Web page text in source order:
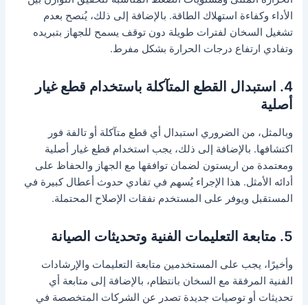
الأداء وكفاءة استهلاك الطاقة. بالإضافة إلى ذلك، يُنصح بعدم
تشغيل السخان لفترات طويلة دون توقف يسمح للجهاز بتبريده
وتفادي ارتفاع درجات الحرارة بشكل مفرط.
4. استبدال القطع المتآكلة باستخدام قطع غيار
أصلية
وبالمثل، من الضروري استبدال أي قطع متآكلة أو تالفة فور
اكتشافها. بالإضافة إلى ذلك، يجب استخدام قطع غيار أصلية
ومعتمدة من اريستون لضمان توافقها مع الجهاز والحفاظ على
أدائه الأمثل. هذا الإجراء يُسهم في تفادي حدوث أعطال كبيرة في
المستقبل ويوفر على المستخدم نفقات الإصلاح المحتملة.
5. متابعة التعليمات الفنية وتحديثات الصيانة
وأخيرًا، يجب على المستخدمين متابعة التعليمات والإرشادات
الفنية المرفقة مع السخان بانتظام، بالإضافة إلى متابعة أي
تحديثات أو توصيات جديدة تصدر عن الشركات المتخصصة في